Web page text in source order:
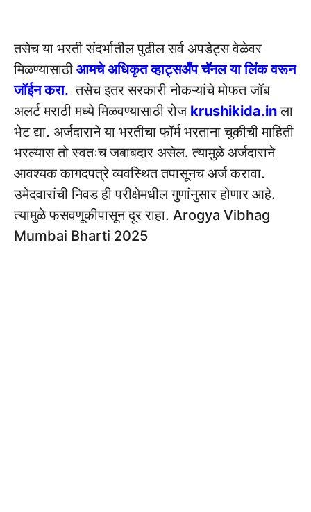
तसेच या भरती संदर्भातील पुढील सर्व अपडेट्स वेळेवर
मिळण्यासाठी आमचे अधिकृत व्हाट्सअँप चॅनल या लिंक वरून
जॉईन करा. तसेच इतर सरकारी नोकऱ्यांचे मोफत जॉब
अलर्ट मराठी मध्ये मिळवण्यासाठी रोज krushikida.inला
भेट द्या. अर्जदाराने या भरतीचा फॉर्म भरताना चुकीची माहिती
भरल्यास तो स्वतःच जबाबदार असेल. त्यामुळे अर्जदाराने
आवश्यक कागदपत्रे व्यवस्थित तपासूनच अर्ज करावा.
उमेदवारांची निवड ही परीक्षेमधील गुणांनुसार होणार आहे.
त्यामुळे फसवणूकीपासून दूर राहा. Arogya Vibhag
Mumbai Bharti 2025